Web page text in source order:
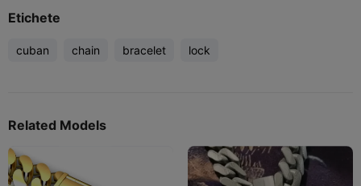
Etichete
cuban chain bracelet lock
Related Models